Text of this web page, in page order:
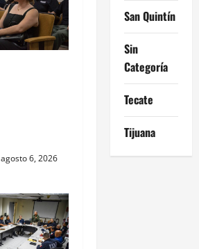
agosto 6, 2026
San Quintín
Sin
Categoría
Tecate
Tijuana